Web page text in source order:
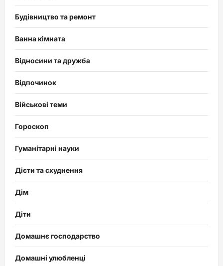
Будівництво та ремонт
Ванна кімната
Відносини та дружба
Відпочинок
Військові теми
Гороскоп
Гуманітарні науки
Дієти та схуднення
Дім
Діти
Домашнє господарство
Домашні улюбленці